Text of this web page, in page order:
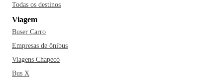
Todas os destinos
Viagem
Buser Carro
Empresas de ônibus
Viagens Chapecó
Bus X